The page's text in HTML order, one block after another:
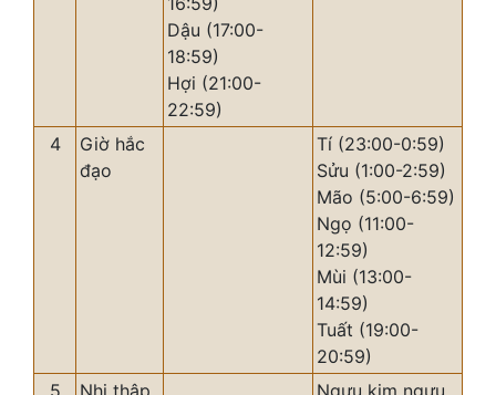
Dậu (17:00-
18:59)
Hợi (21:00-
22:59)
4
Giờ hắc
đạo
Tí (23:00-0:59)
Sửu (1:00-2:59)
Mão (5:00-6:59)
Ngọ (11:00-
12:59)
Mùi (13:00-
14:59)
Tuất (19:00-
20:59)
5
Nhị thập
Ngưu kim ngưu